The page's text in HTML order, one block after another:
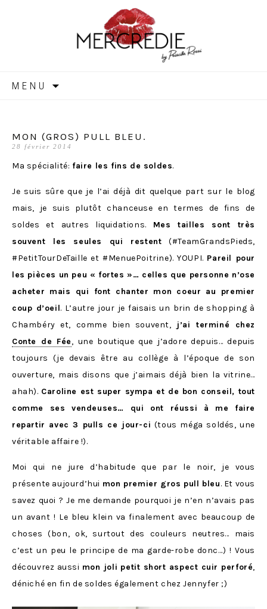
MERCREDIE
MENU
MON (GROS) PULL BLEU.
28 février 2014
Ma spécialité: faire les fins de soldes.
Je suis sûre que je l’ai déjà dit quelque part sur le blog
mais, je suis plutôt chanceuse en termes de fins de
soldes et autres liquidations. Mes tailles sont très
souvent les seules qui restent (#TeamGrandsPieds,
#PetitTourDeTaille et #MenuePoitrine). YOUPI. Pareil pour
les pièces un peu « fortes »… celles que personne n’ose
acheter mais qui font chanter mon coeur au premier
coup d’oeil. L’autre jour je faisais un brin de shopping à
Chambéry et, comme bien souvent,
j’ai terminé chez
Conte de Fée, une boutique que j’adore depuis… depuis
toujours (je devais être au collège à l’époque de son
ouverture, mais disons que j’aimais déjà bien la vitrine…
ahah). Caroline est super sympa et de bon conseil, tout
comme ses vendeuses… qui ont réussi à me faire
repartir avec 3 pulls ce jour-ci (tous méga soldés, une
véritable affaire !).
Moi qui ne jure d’habitude que par le noir, je vous
présente aujourd’hui mon premier gros pull bleu. Et vous
savez quoi ? Je me demande pourquoi je n’en n’avais pas
un avant ! Le bleu klein va finalement avec beaucoup de
choses (bon, ok, surtout des couleurs neutres… mais
c’est un peu le principe de ma garde-robe donc…) ! Vous
découvrez aussi mon joli petit short aspect cuir perforé,
déniché en fin de soldes également chez Jennyfer ;)